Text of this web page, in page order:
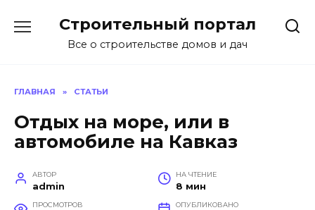
содержанию
Строительный портал
Все о строительстве домов и дач
ГЛАВНАЯ » СТАТЬИ
Отдых на море, или в
автомобиле на Кавказ
АВТОР
admin
НА ЧТЕНИЕ
8 мин
ПРОСМОТРОВ ОПУБЛИКОВАНО